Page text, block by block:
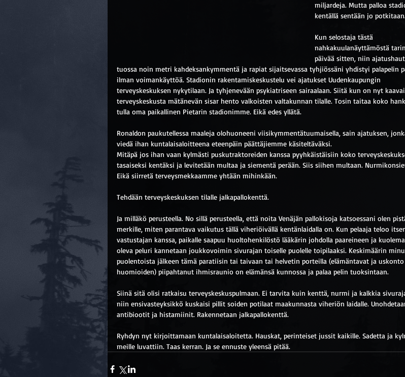
miljardeja. Mutta palloa
kentällä sentään jo
Kun selostaja tästä
nahkakuulanäyttämöstä
päivää sitten, niin
tuossa noin metri kahdeksankymmentä ja rapiat sijaitsevassa tyhjiössäni yhdistyi palapelin
ilman voimankäyttöä. Stadionin rakentamiskeskustelu vei ajatukset Uudenkaupungin
terveyskeskuksen nykytilaan. Ja tyhjenevään psykiatriseen sairaalaan. Siitä kun on nyt
terveyskeskusta mätänevän sisar hento valkoisten valtakunnan tilalle. Tosin taitaa koko
tulla oma paikallinen Pietarin stadionimme. Eikä edes yllätä.
Ronaldon paukutellessa maaleja olohuoneeni viisikymmentätuumaisella, sain ajatuksen,
viedä ihan kuntalaisaloitteena eteenpäin päättäjiemme käsiteltäväksi.
Mitäpä jos ihan vaan kylmästi puskutraktoreiden kanssa pyyhkäistäisiin koko
tasaiseksi kentäksi ja levitetään multaa ja siementä perään. Siis siihen multaan.
Eikä siirretä terveysmekkaamme yhtään mihinkään.
Tehdään terveyskeskuksen tilalle jalkapallokenttä.
Ja milläkö perusteella. No sillä perusteella, että noita Venäjän pallokisoja katsoessani olen
merkille, miten parantava vaikutus tällä viheriöivällä kentänlaidalla on. Kun pelaaja teloo
vastustajan kanssa, paikalle saapuu huoltohenkilöstö lääkärin johdolla paareineen ja
oleva peluri kannetaan joukkovoimin sivurajan toiselle puolelle toipilaaksi. Keskimäärin
puolentoista jälkeen tämä paratiisin tai taivaan tai helvetin porteilla (elämäntavat ja uskonto
huomioiden) piipahtanut ihmisraunio on elämänsä kunnossa ja palaa pelin tuoksintaan.
Siinä sitä olisi ratkaisu terveyskeskuspulmaan. Ei tarvita kuin kenttä, nurmi ja kalkkia
niin ensivasteyksikkö kuskaisi pillit soiden potilaat maakunnasta viheriön laidalle.
antibiootit ja histamiinit. Rakennetaan jalkapallokenttä.
Ryhdyn nyt kirjoittamaan kuntalaisaloitetta. Hauskat, perinteiset jussit kaikille. Sadetta ja
meille luvattiin. Taas kerran. Ja se ennuste yleensä pitää.